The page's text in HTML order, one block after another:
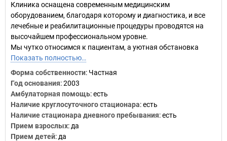
Клиника оснащена современным медицинским
оборудованием, благодаря которому и диагностика, и все
лечебные и реабилитационные процедуры проводятся на
высочайшем профессиональном уровне.
Мы чутко относимся к пациентам, а уютная обстановка
Показать полностью…
Форма собственности: Частная
Год основания:2003
Амбулаторная помощь: есть
Наличие круглосуточного стационара: есть
Наличие стационара дневного пребывания: есть
Прием взрослых: да
Прием детей: да